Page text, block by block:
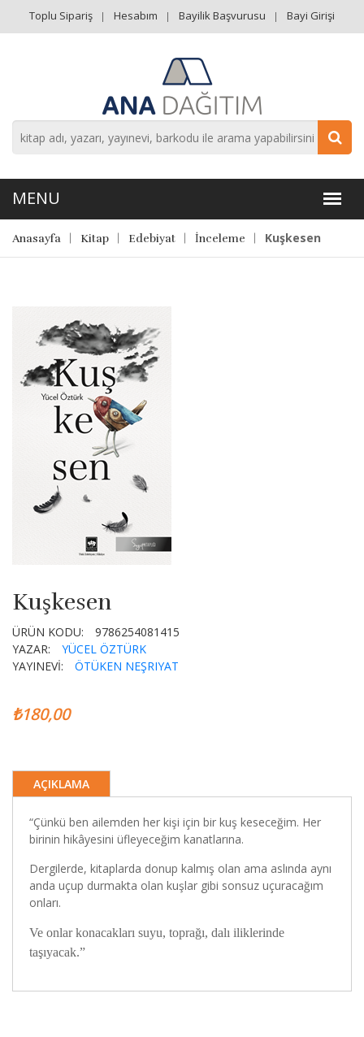
Toplu Sipariş Hesabım Bayilik Başvurusu Bayi Girişi
Anasayfa Kitap Edebiyat İnceleme Kuşkesen
Kuşkesen
ÜRÜN KODU:
9786254081415
YAZAR:
YÜCEL ÖZTÜRK
YAYINEVİ:
ÖTÜKEN NEŞRIYAT
₺180,00
AÇIKLAMA
“Çünkü ben ailemden her kişi için bir kuş keseceğim. Her
birinin hikâyesini üfleyeceğim kanatlarına.
Dergilerde, kitaplarda donup kalmış olan ama aslında aynı
anda uçup durmakta olan kuşlar gibi sonsuz uçuracağım
onları.
Ve onlar konacakları suyu, toprağı, dalı iliklerinde
taşıyacak.”